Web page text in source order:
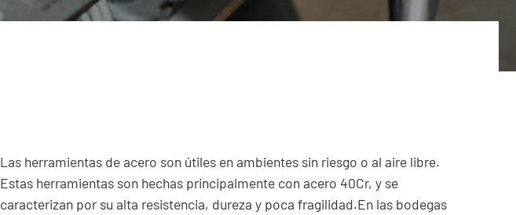
Las herramientas de acero son útiles en ambientes sin riesgo o al aire libre.
Estas herramientas son hechas principalmente con acero 40Cr, y se
caracterizan por su alta resistencia, dureza y poca fragilidad.En las bodegas